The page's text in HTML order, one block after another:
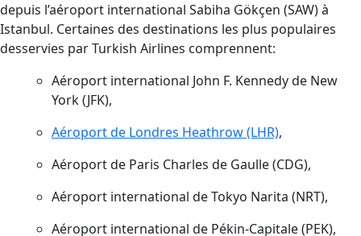
depuis l’aéroport international Sabiha Gökçen (SAW) à
Istanbul. Certaines des destinations les plus populaires
desservies par Turkish Airlines comprennent:
Aéroport international John F. Kennedy de New
York (JFK),
Aéroport de Londres Heathrow (LHR),
Aéroport de Paris Charles de Gaulle (CDG),
Aéroport international de Tokyo Narita (NRT),
Aéroport international de Pékin-Capitale (PEK),